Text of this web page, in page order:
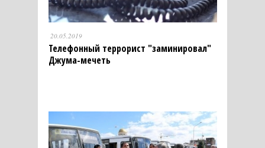
20.05.2019
Телефонный террорист "заминировал"
Джума-мечеть